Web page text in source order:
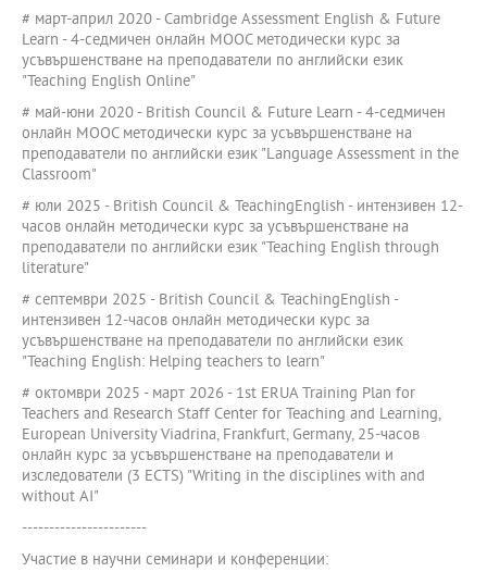
# март-април 2020 - Cambridge Assessment English & Future
Learn - 4-седмичен онлайн MOOC методически курс за
усъвършенстване на преподаватели по английски език
"Teaching English Online"
# май-юни 2020 - British Council & Future Learn - 4-седмичен
онлайн MOOC методически курс за усъвършенстване на
преподаватели по английски език "Language Assessment in the
Classroom"
# юли 2025 - British Council & TeachingEnglish - интензивен 12-
часов онлайн методически курс за усъвършенстване на
преподаватели по английски език "Teaching English through
literature"
# септември 2025 - British Council & TeachingEnglish -
интензивен 12-часов онлайн методически курс за
усъвършенстване на преподаватели по английски език
"Teaching English: Helping teachers to learn"
# октомври 2025 - март 2026 - 1st ERUA Training Plan for
Teachers and Research Staff Center for Teaching and Learning,
European University Viadrina, Frankfurt, Germany, 25-часов
онлайн курс за усъвършенстване на преподаватели и
изследователи (3 ECTS) "Writing in the disciplines with and
without AI"
-----------------------
Участие в научни семинари и конференции: